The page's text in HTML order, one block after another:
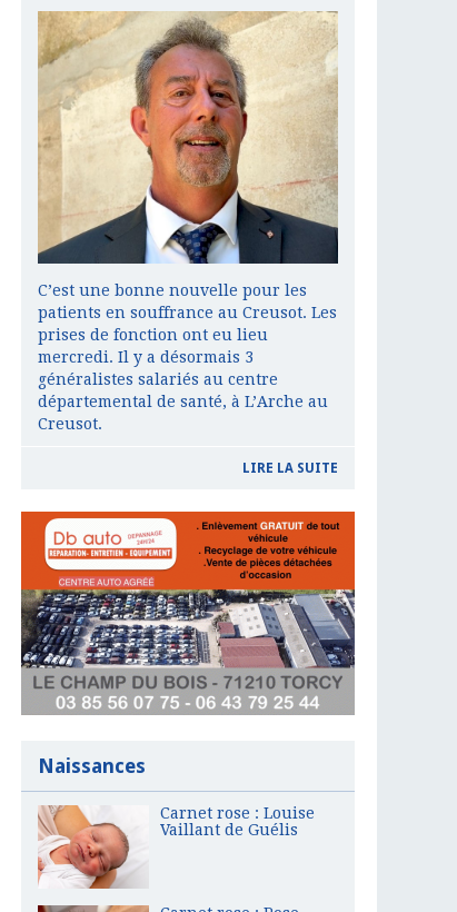
C’est une bonne nouvelle pour les
patients en souffrance au Creusot. Les
prises de fonction ont eu lieu
mercredi. Il y a désormais 3
généralistes salariés au centre
départemental de santé, à L’Arche au
Creusot.
LIRE LA SUITE
Naissances
Carnet rose : Louise
Vaillant de Guélis